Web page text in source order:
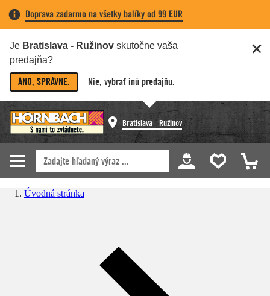
Doprava zadarmo na všetky balíky od 99 EUR
Je Bratislava - Ružinov skutočne vaša
predajňa?
ÁNO, SPRÁVNE. Nie, vybrať inú predajňu.
Bratislava - Ružinov
Úvodná stránka